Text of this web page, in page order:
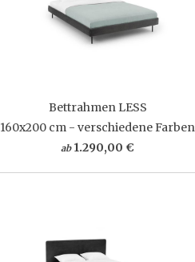
Bettrahmen LESS
160x200 cm - verschiedene Farben
ab 1.290,00 €